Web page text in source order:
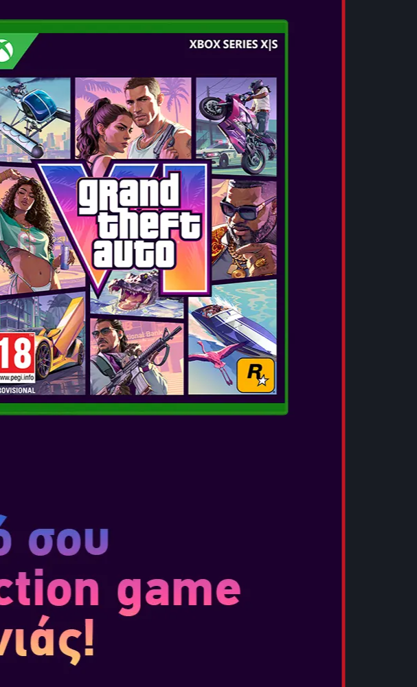
μέλλον, όπου οι πρωταγωνιστ...
ΠΕΡΙΣΣΟΤΕΡΑ
RESIDENT EVIL 9: REQUIEM
Ημερομηνία Κυκλοφορίας: Φεβ 27, 2026
GAME OVERVIEW Το Resident Evil™ Requiem,
η ένατη και πιο καθηλωτική βασική
προσθήκη στη θρυλική σειρά τρόμου
επιβίωσης Resident Evil™, κυκλοφορεί στις
27 Φεβρουαρίου 2026 για PlayStation®5,
Nintendo S...
ΠΕΡΙΣΣΟΤΕΡΑ
FROSTPUNK 2
Ημερομηνία Κυκλοφορίας: Νοε 18, 2025
Frostpunk 2 - ICEBREAKER EDITION
Αναπτύξτε, επεκτείνετε και προωθήστε την
Ημερομηνία Κυκλοφορίας:
SILENT HILL f Ανακάλυψε την μαγευτική